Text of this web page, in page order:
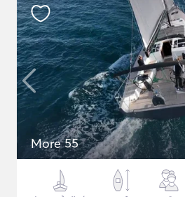
More 55